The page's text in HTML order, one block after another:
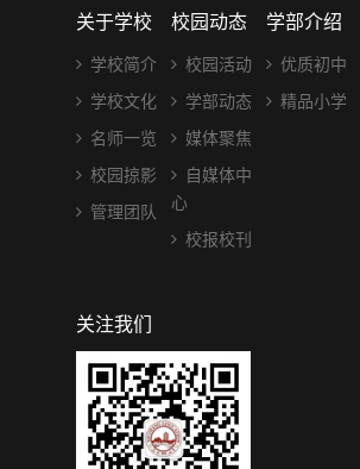
关于学校
学校简介
学校文化
名师一览
校园掠影
管理团队
校园动态
校园活动
学部动态
媒体聚焦
自媒体中
心
校报校刊
学部介绍
优质初中
精品小学
关注我们